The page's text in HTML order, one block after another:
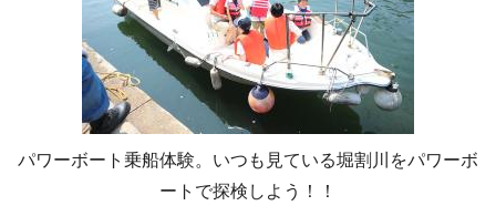
パワーボート乗船体験。いつも見ている堀割川をパワーボ
ートで探検しよう！！